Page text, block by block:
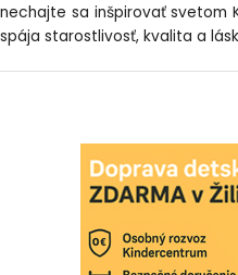
nechajte sa inšpirovať svetom
spája starostlivosť, kvalita a